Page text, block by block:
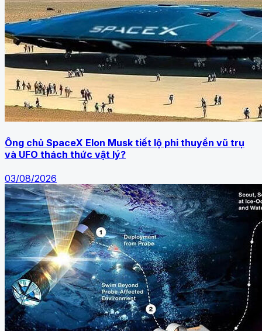
Ông chủ SpaceX Elon Musk tiết lộ phi thuyền vũ trụ
và UFO thách thức vật lý?
03/08/2026